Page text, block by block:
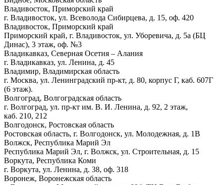
Владивосток, Приморский край
г. Владивосток, ул. Всеволода Сибирцева, д. 15, оф. 420
Владивосток, Приморский край
Приморский край, г. Владивосток, ул. Уборевича, д. 5а (БЦ
Динас), 3 этаж, оф. №3
Владикавказ, Северная Осетия – Алания
г. Владикавказ, ул. Ленина, д. 45
Владимир, Владимирская область
г. Москва, ул. Ленинградский пр-кт, д. 80, корпус Г, каб. 607Г
(6 этаж).
Волгоград, Волгоградская область
г. Волгоград, ул. пр-кт им. В. И. Ленина, д. 92, 2 этаж,
каб. 210, 212
Волгодонск, Ростовская область
Ростовская область, г. Волгодонск, ул. Молодежная, д. 1В
Волжск, Республика Марий Эл
Республика Марий Эл, г. Волжск, ул. Строительная, д. 15
Воркута, Республика Коми
г. Воркута, ул. Ленина, д. 38, оф. 318
Воронеж, Воронежская область